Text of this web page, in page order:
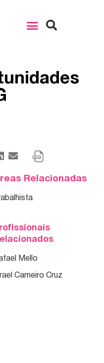
Relacionadas
Mello
Carneiro Cruz